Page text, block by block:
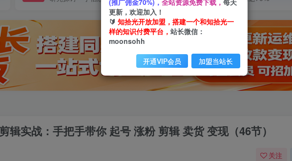
辑实战：手把手带你 起号 涨粉 剪辑 卖货 变现（46节）
关注
更新，欢迎加入！
🔰 知拾光开放加盟，搭建一个和知拾光一
样的知识付费平台， 站长微信：
moonsohh
开通VIP会员 加盟当站长